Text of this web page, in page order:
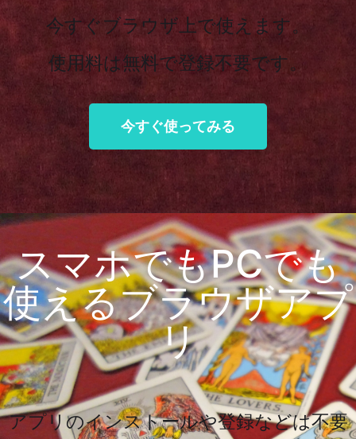
今すぐブラウザ上で使えます。
使用料は無料で登録不要です。
今すぐ使ってみる
スマホでもPCでも
使えるブラウザアプ
リ
アプリのインストールや登録などは不要